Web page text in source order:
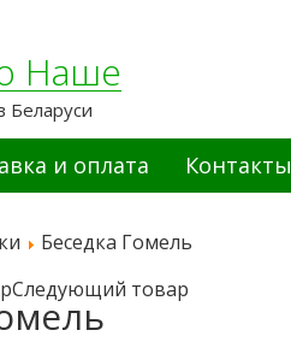
Наше
Беларуси
и оплата Контакты
Беседка Гомель
Следующий товар